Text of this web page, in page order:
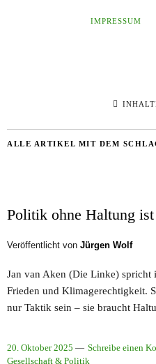
IMPRESSUM
ALLE ARTIKEL MIT DEM
Politik ohne Haltung
Veröffentlicht von Jürgen Wolf
Jan van Aken (Die Linke) spricht
Frieden und Klimagerechtigkeit.
nur Taktik sein – sie braucht
20. Oktober 2025
Schreibe einen
Gesellschaft & Politik